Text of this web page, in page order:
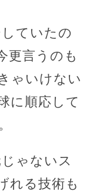
ていたの
更言うのも
ゃいけない
に順応して
ゃないス
れる技術も